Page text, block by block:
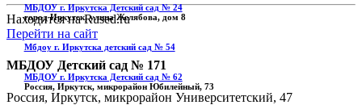
Находится на Rused.ru
Перейти на сайт
МБДОУ Детский сад № 171
Россия, Иркутск, микрорайон Университетский, 47
МБДОУ г. Иркутска Детский сад № 24
город Иркутск, улица Желябова, дом 8
Мбдоу г. Иркутска детский сад № 54
МБДОУ г. Иркутска Детский сад № 62
Россия, Иркутск, микрорайон Юбилейный, 73